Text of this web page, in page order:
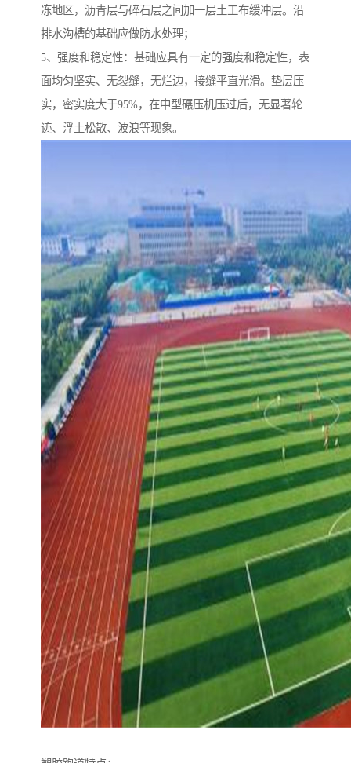
冻地区，沥青层与碎石层之间加一层土工布缓冲层。沿
排水沟槽的基础应做防水处理；
5、强度和稳定性：基础应具有一定的强度和稳定性，表
面均匀坚实、无裂缝，无烂边，接缝平直光滑。垫层压
实，密实度大于95%，在中型碾压机压过后，无显著轮
迹、浮土松散、波浪等现象。